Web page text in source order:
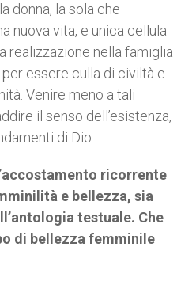
donna, la sola che
nuova vita, e unica cellula
realizzazione nella famiglia
essere culla di civiltà e
Venire meno a tali
il senso dell’esistenza,
di Dio.
ricorrente
e bellezza, sia
testuale. Che
di bellezza femminile